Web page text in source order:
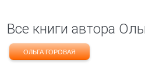
Все книги автора
ОЛЬГА ГОРОВАЯ